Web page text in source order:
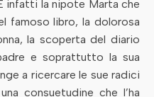
infatti la nipote Marta che
famoso libro, la dolorosa
la scoperta del diario
e soprattutto la sua
a ricercare le sue radici
consuetudine che l’ha